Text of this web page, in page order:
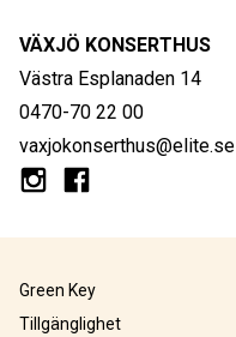
VÄXJÖ KONSERTHUS
Västra Esplanaden 14
0470-70 22 00
vaxjokonserthus@elite.se
Green Key
Tillgänglighet